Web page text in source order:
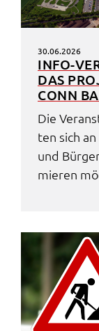
30.06.2026
INFO-
DAS
CONN
Die
ten sich
und
mie­ren